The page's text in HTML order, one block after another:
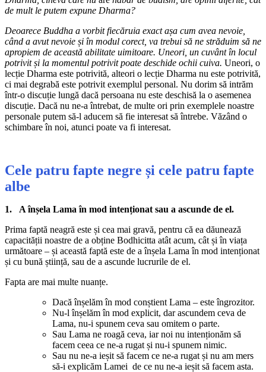
de mult le putem expune Dharma?
Deoarece Buddha a vorbit fiecăruia exact așa cum avea nevoie,
când a avut nevoie și în modul corect, va trebui să ne străduim să ne
apropiem de această abilitate uimitoare. Uneori, un cuvânt în locul
potrivit și la momentul potrivit poate deschide ochii cuiva. Uneori, o
lecție Dharma este potrivită, alteori o lecție Dharma nu este potrivită,
ci mai degrabă este potrivit exemplul personal. Nu dorim să intrăm
într-o discuție lungă dacă persoana nu este deschisă la o asemenea
discuție. Dacă nu ne-a întrebat, de multe ori prin exemplele noastre
personale putem să-l aducem să fie interesat să întrebe. Văzând o
schimbare în noi, atunci poate va fi interesat.
Cele patru fapte negre și cele patru fapte
albe
1. A înșela Lama în mod intenționat sau a ascunde de el.
Prima faptă neagră este și cea mai gravă, pentru că ea dăunează
capacității noastre de a obține Bodhicitta atât acum, cât și în viața
următoare – și această faptă este de a înșela Lama în mod intenționat
și cu bună știință, sau de a ascunde lucrurile de el.
Fapta are mai multe nuanțe.
Dacă înșelăm în mod conștient Lama – este îngrozitor.
Nu-l înșelăm în mod explicit, dar ascundem ceva de
Lama, nu-i spunem ceva sau omitem o parte.
Sau Lama ne roagă ceva, iar noi nu intenționăm să
facem ceea ce ne-a rugat și nu-i spunem nimic.
Sau nu ne-a ieșit să facem ce ne-a rugat și nu am mers
să-i explicăm Lamei de ce nu ne-a ieșit să facem asta.